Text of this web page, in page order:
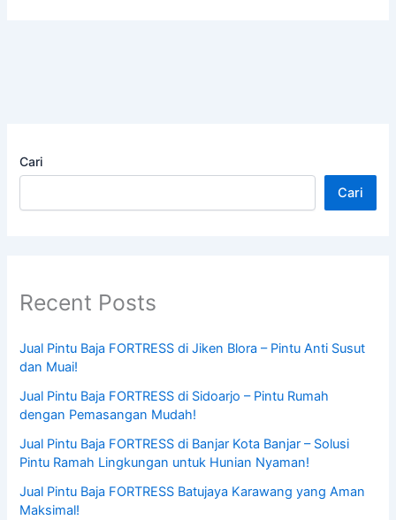
Cari
Cari
Recent Posts
Jual Pintu Baja FORTRESS di Jiken Blora – Pintu Anti Susut
dan Muai!
Jual Pintu Baja FORTRESS di Sidoarjo – Pintu Rumah
dengan Pemasangan Mudah!
Jual Pintu Baja FORTRESS di Banjar Kota Banjar – Solusi
Pintu Ramah Lingkungan untuk Hunian Nyaman!
Jual Pintu Baja FORTRESS Batujaya Karawang yang Aman
Maksimal!